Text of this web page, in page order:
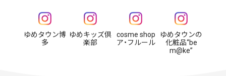
ゆめタウン博
多
ゆめキッズ倶
楽部
cosme shop
ア・フルール
ゆめタウンの
化粧品“be
m@ke”